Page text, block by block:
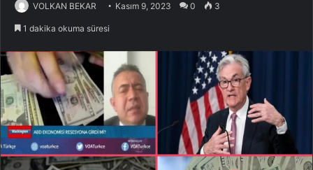
VOLKAN BEKAR Kasım 9, 2023 0 3
1 dakika okuma süresi